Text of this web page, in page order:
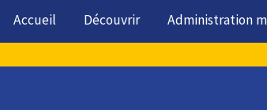
Accueil Découvrir Administration